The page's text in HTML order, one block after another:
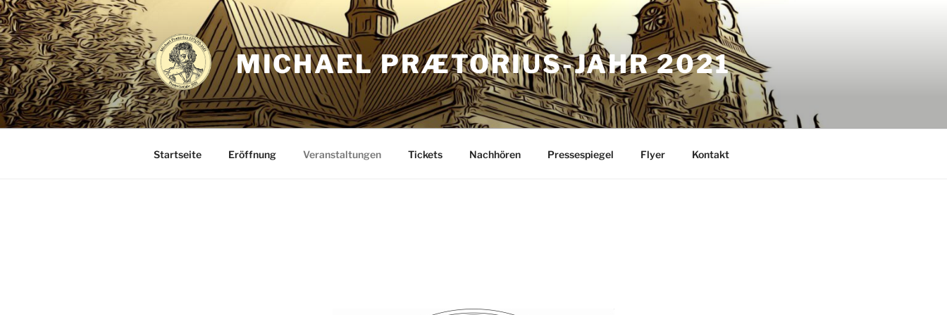
Zum
Inhalt
springen
MICHAEL PRÆTORIUS-JAHR 2021
Startseite Eröffnung Veranstaltungen Tickets Nachhören Pressespiegel Flyer Kontakt